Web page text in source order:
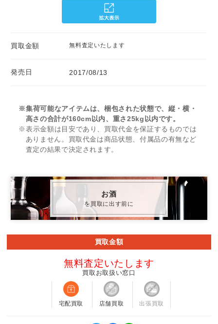
買取金額 無料査定いたします
発売日 2017/08/13
※集荷可能なアイテムは、梱包された状態で、縦・横・
高さの合計が160cm以内、重さ25kg以内です。
※表示金額は目安であり、買取代金を保証するものでは
ありません。買取代金は商品状態、付属品の有無など
査定の結果で決定されます。
お酒
を買取に出す前に
買取金額
無料査定いたします
買取お取扱い窓口
宅配買取 店舗買取 出張買取